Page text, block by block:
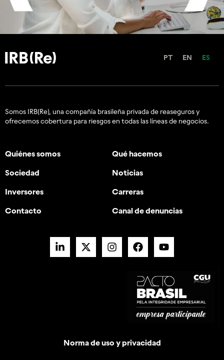
PT EN ES
Somos IRB(Re), una compañía brasileña privada de reaseguros y
ofrecemos cobertura para riesgos en todas las líneas de negocios.
Quiénes somos Qué hacemos
Sociedad Noticias
Inversores Carreras
Contacto Canal de denuncias
Norma de uso y privacidad